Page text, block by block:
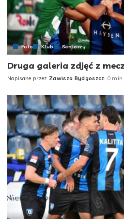
Foto Klub Seniorzy
Druga galeria zdjęć z
Posted
Napisane przez Zawisza Bydgoszcz 0